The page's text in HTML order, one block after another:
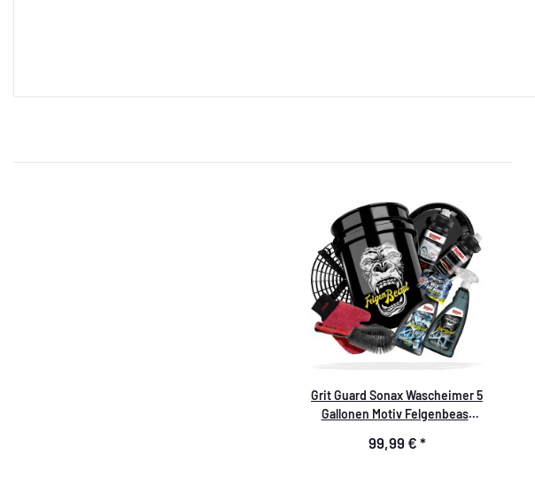
Grit Guard Sonax Wascheimer 5
Gallonen Motiv Felgenbeast
99,99 € *